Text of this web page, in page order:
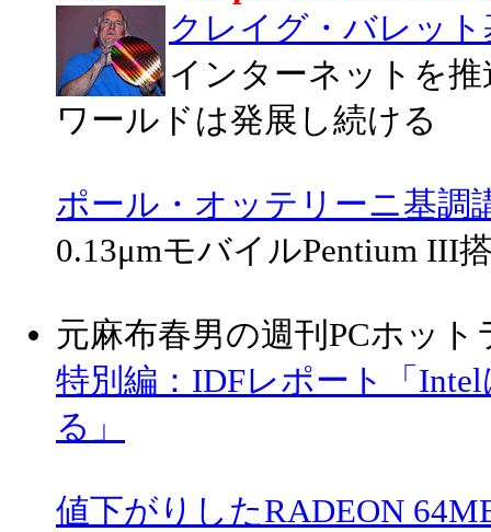
クレイグ・バレッ
インターネットを
ワールドは発展し続ける
ポール・オッテリーニ基調
0.13μmモバイルPentium III
元麻布春男の週刊PCホット
特別編：IDFレポート「
る」
値下がりしたRADEON